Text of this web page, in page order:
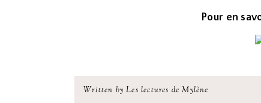
Pour en
Written by Les lectures de Mylène